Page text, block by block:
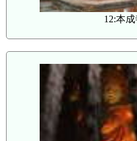
12:本